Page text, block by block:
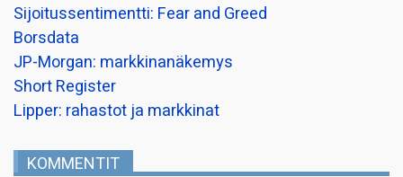
Sijoitussentimentti: Fear and Greed
Borsdata
JP-Morgan: markkinanäkemys
Short Register
Lipper: rahastot ja markkinat
KOMMENTIT